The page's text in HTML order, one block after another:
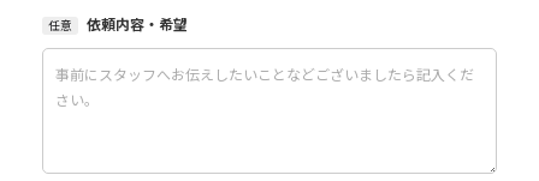
任意 依頼内容・希望